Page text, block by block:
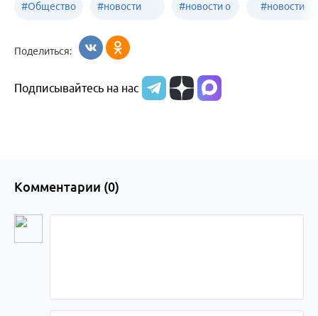
#Общество #новости
образования
#новости о
Алтайского
#новости
Поделиться:
Подписывайтесь на нас
Комментарии (0)